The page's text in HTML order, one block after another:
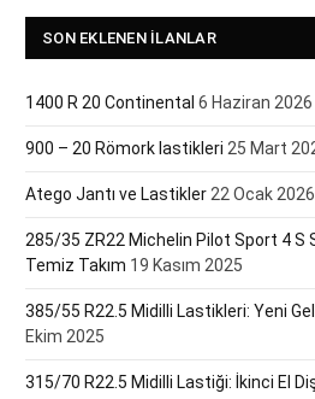
SON EKLENEN İLANLAR
1400 R 20 Continental 6 Haziran 2026
900 – 20 Römork lastikleri 25 Mart
Atego Jantı ve Lastikler 22 Ocak 2026
285/35 ZR22 Michelin Pilot Sport 4 S
Temiz Takım 19 Kasım 2025
385/55 R22.5 Midilli Lastikleri: Yeni
Ekim 2025
315/70 R22.5 Midilli Lastiği: İkinci El